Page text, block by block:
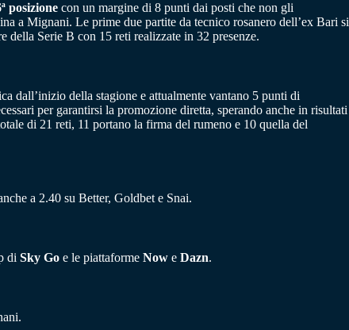
posizione con un margine di 8 punti dai posti che non gli
a Mignani. Le prime due partite da tecnico rosanero dell’ex Bari si
della Serie B con 15 reti realizzate in 32 presenze.
dall’inizio della stagione e attualmente vantano 5 punti di
per garantirsi la promozione diretta, sperando anche in risultati
di 21 reti, 11 portano la firma del rumeno e 10 quella del
a 2.40 su Better, Goldbet e Snai.
di Sky Go e le piattaforme Now e Dazn.